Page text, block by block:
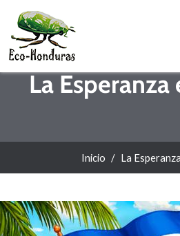
La
Inicio La